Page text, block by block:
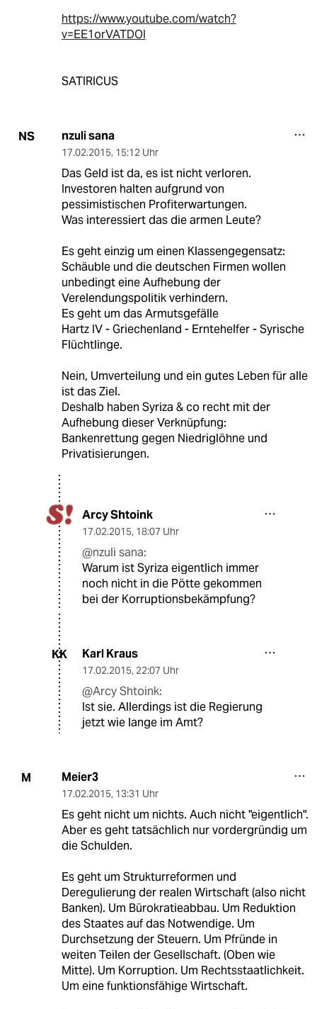
https://www.youtube.com/watch?
v=EE1orVATDOI
SATIRICUS
NS nzuli sana
17.02.2015, 15:12 Uhr
Das Geld ist da, es ist nicht verloren.
Investoren halten aufgrund von
pessimistischen Profiterwartungen.
Was interessiert das die armen Leute?
Es geht einzig um einen Klassengegensatz:
Schäuble und die deutschen Firmen wollen
unbedingt eine Aufhebung der
Verelendungspolitik verhindern.
Es geht um das Armutsgefälle
Hartz IV - Griechenland - Erntehelfer - Syrische
Flüchtlinge.
Nein, Umverteilung und ein gutes Leben für alle
ist das Ziel.
Deshalb haben Syriza & co recht mit der
Aufhebung dieser Verknüpfung:
Bankenrettung gegen Niedriglöhne und
Privatisierungen.
Arcy Shtoink
17.02.2015, 18:07 Uhr
@nzuli sana:
Warum ist Syriza eigentlich immer
noch nicht in die Pötte gekommen
bei der Korruptionsbekämpfung?
KK Karl Kraus
17.02.2015, 22:07 Uhr
@Arcy Shtoink:
Ist sie. Allerdings ist die Regierung
jetzt wie lange im Amt?
M Meier3
17.02.2015, 13:31 Uhr
Es geht nicht um nichts. Auch nicht "eigentlich".
Aber es geht tatsächlich nur vordergründig um
die Schulden.
Es geht um Strukturreformen und
Deregulierung der realen Wirtschaft (also nicht
Banken). Um Bürokratieabbau. Um Reduktion
des Staates auf das Notwendige. Um
Durchsetzung der Steuern. Um Pfründe in
weiten Teilen der Gesellschaft. (Oben wie
Mitte). Um Korruption. Um Rechtsstaatlichkeit.
Um eine funktionsfähige Wirtschaft.